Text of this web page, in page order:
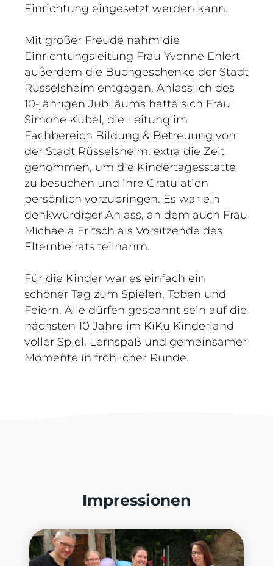
Einrichtung eingesetzt werden kann.
Mit großer Freude nahm die
Einrichtungsleitung Frau Yvonne Ehlert
außerdem die Buchgeschenke der Stadt
Rüsselsheim entgegen. Anlässlich des
10-jährigen Jubiläums hatte sich Frau
Simone Kübel, die Leitung im
Fachbereich Bildung & Betreuung von
der Stadt Rüsselsheim, extra die Zeit
genommen, um die Kindertagesstätte
zu besuchen und ihre Gratulation
persönlich vorzubringen. Es war ein
denkwürdiger Anlass, an dem auch Frau
Michaela Fritsch als Vorsitzende des
Elternbeirats teilnahm.
Für die Kinder war es einfach ein
schöner Tag zum Spielen, Toben und
Feiern. Alle dürfen gespannt sein auf die
nächsten 10 Jahre im KiKu Kinderland
voller Spiel, Lernspaß und gemeinsamer
Momente in fröhlicher Runde.
Impressionen